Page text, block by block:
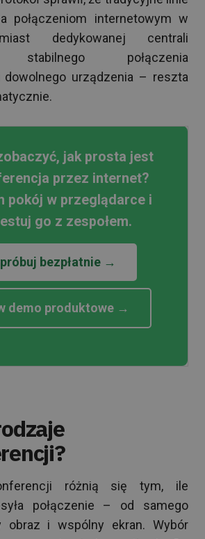
połączeniom internetowym w
dedykowanej centrali
stabilnego połączenia
urządzenia – reszta
jak prosta jest
przez internet?
pokój w przeglądarce i
go z zespołem.
bezpłatnie →
demo produktowe →
różnią się tym, ile
połączenie – od samego
obraz i wspólny ekran. Wybór